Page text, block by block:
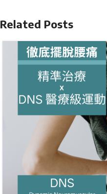
Related Posts